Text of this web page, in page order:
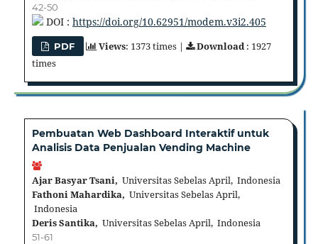
42-50
DOI : https://doi.org/10.62951/modem.v3i2.405
PDF Views: 1373 times | Download : 1927
times
Pembuatan Web Dashboard Interaktif untuk
Analisis Data Penjualan Vending Machine
Ajar Basyar Tsani, Universitas Sebelas April, Indonesia
Fathoni Mahardika, Universitas Sebelas April,
Indonesia
Deris Santika, Universitas Sebelas April, Indonesia
51-61